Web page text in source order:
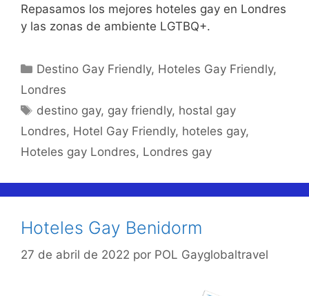
Repasamos los mejores hoteles gay en Londres
y las zonas de ambiente LGTBQ+.
Categorías
Destino Gay Friendly, Hoteles Gay Friendly,
Londres
Etiquetas
destino gay, gay friendly, hostal gay
Londres, Hotel Gay Friendly, hoteles gay,
Hoteles gay Londres, Londres gay
Hoteles Gay Benidorm
27 de abril de 2022 por POL Gayglobaltravel